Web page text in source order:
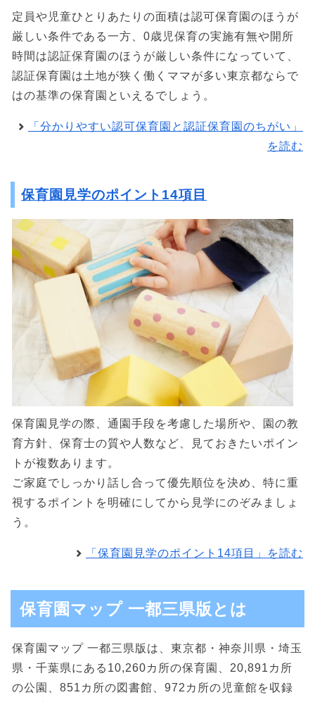
定員や児童ひとりあたりの面積は認可保育園のほうが
厳しい条件である一方、0歳児保育の実施有無や開所
時間は認証保育園のほうが厳しい条件になっていて、
認証保育園は土地が狭く働くママが多い東京都ならで
はの基準の保育園といえるでしょう。
「分かりやすい認可保育園と認証保育園のちがい」
を読む
保育園見学のポイント14項目
保育園見学の際、通園手段を考慮した場所や、園の教
育方針、保育士の質や人数など、見ておきたいポイン
トが複数あります。
ご家庭でしっかり話し合って優先順位を決め、特に重
視するポイントを明確にしてから見学にのぞみましょ
う。
「保育園見学のポイント14項目」を読む
保育園マップ 一都三県版とは
保育園マップ 一都三県版は、東京都・神奈川県・埼玉
県・千葉県にある10,260カ所の保育園、20,891カ所
の公園、851カ所の図書館、972カ所の児童館を収録